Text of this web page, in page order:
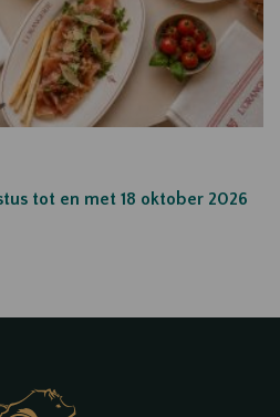
tot en met 18 oktober 2026